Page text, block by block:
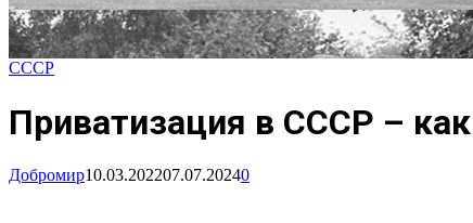
СССР
Приватизация в СССР –
Добромир10.03.202207.07.20240